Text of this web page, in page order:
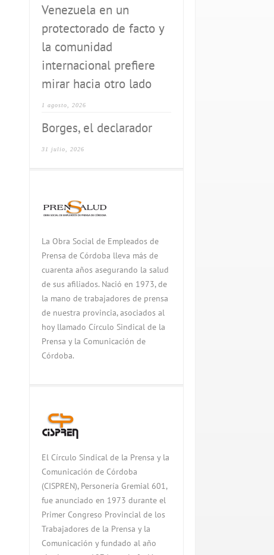
Venezuela en un
protectorado de facto y
la comunidad
internacional prefiere
mirar hacia otro lado
1 agosto, 2026
Borges, el declarador
31 julio, 2026
La Obra Social de Empleados de
Prensa de Córdoba lleva más de
cuarenta años asegurando la salud
de sus afiliados. Nació en 1973, de
la mano de trabajadores de prensa
de nuestra provincia, asociados al
hoy llamado Círculo Sindical de la
Prensa y la Comunicación de
Córdoba.
El Círculo Sindical de la Prensa y la
Comunicación de Córdoba
(CISPREN), Personería Gremial 601,
fue anunciado en 1973 durante el
Primer Congreso Provincial de los
Trabajadores de la Prensa y la
Comunicación y fundado al año